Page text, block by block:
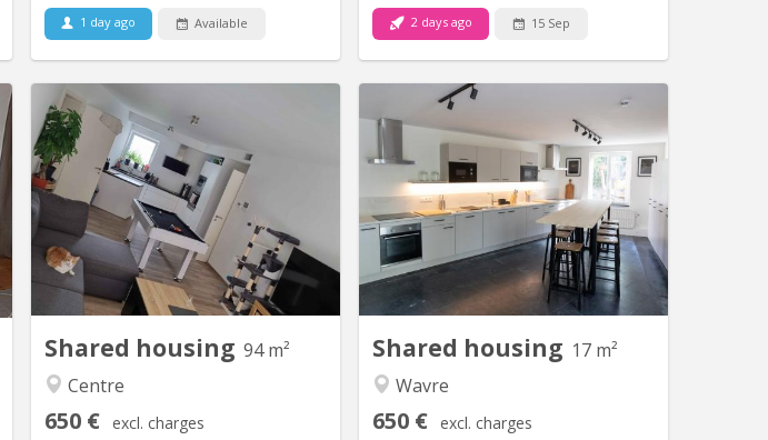
1 day ago Available 2 days ago 15 Sep
Shared housing 94 m²
Centre
650 € excl. charges
Bonjour, La seconde chambre se
libère dans un appart 2 chambres.
idéale pour un premier
emménagement, tout est meublé sauf
la chambre. Disponible a partir du 15
septembre 2026, négociable plus tôt
(début aout). La chambre fait 9M² dans
un appartement au centre de
Shared housing 17 m²
Wavre
650 € excl. charges
KV 1912
English Below ✨ Superbe colocation
rénovée avec jardin pour jeunes
travailleurs/euses – Vieux-Sart ✨ Cette
maison entièrement rénovée offre 10
chambres meublées, chacune avec sa
salle de bain privative (dans la chambre
ou juste en face). 🏡 Disponible
immédiatement ! 🎊 📍 Emplacement...